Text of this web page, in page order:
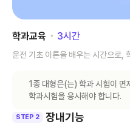
학과교육 ･ 3시간
운전 기초 이론을 배우는 시간으로,
1종 대형은(는) 학과 시험이 면
학과시험을 응시해야 합니다.
STEP 2 장내기능